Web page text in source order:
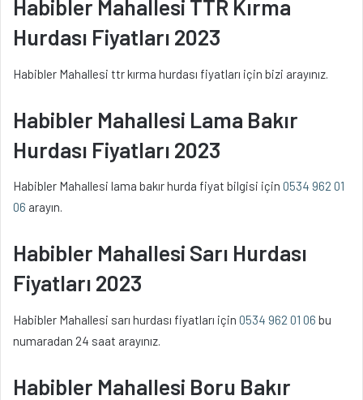
Habibler Mahallesi TTR Kırma
Hurdası Fiyatları 2023
Habibler Mahallesi ttr kırma hurdası fiyatları için bizi arayınız.
Habibler Mahallesi Lama Bakır
Hurdası Fiyatları 2023
Habibler Mahallesi lama bakır hurda fiyat bilgisi için 0534 962 01
06 arayın.
Habibler Mahallesi Sarı Hurdası
Fiyatları 2023
Habibler Mahallesi sarı hurdası fiyatları için 0534 962 01 06 bu
numaradan 24 saat arayınız.
Habibler Mahallesi Boru Bakır